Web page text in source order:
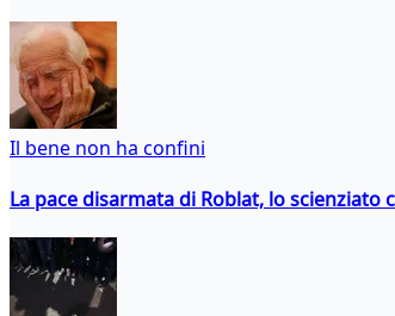
Il bene non ha confini
La pace disarmata di Roblat, lo scienziato